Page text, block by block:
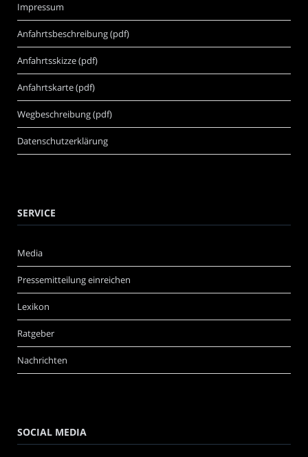
Impressum
Anfahrtsbeschreibung (pdf)
Anfahrtsskizze (pdf)
Anfahrtskarte (pdf)
Wegbeschreibung (pdf)
Datenschutzerklärung
SERVICE
Media
Pressemitteilung einreichen
Lexikon
Ratgeber
Nachrichten
SOCIAL MEDIA